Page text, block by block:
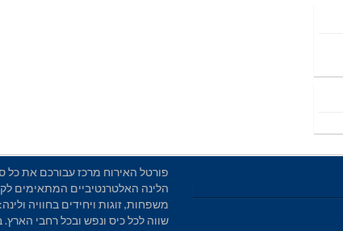
פורטל האירוח מרכז עבורכם את כל
הלינה האלטרנטיביים המתאימים
משפחות, זוגות ויחידים בחוויה
שווה לכל כיס ונפש ובכל רחבי הארץ.